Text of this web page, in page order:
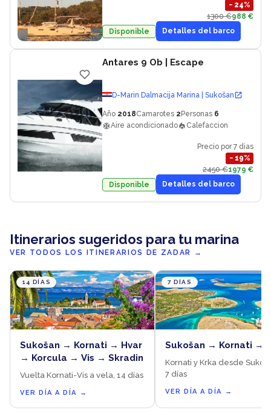
− 24%
1300 €988 €
Disponible
Detalles del barco
Antares 9 Ob | Escape
D-Marin Dalmacija Marina | Sukošan
Año 2018Camarotes 2 Personas 6
Aire acondicionado
Calefaccion
Precio por 7 dias
− 19%
2450 €1979 €
Disponible
Detalles del barco
Itinerarios sugeridos para tu marina
VER TODOS LOS ITINERARIOS DE ZADAR →
14 DÍAS
Sukošan → Kornati → Hvar
→ Korcula → Vis → Skradin
Vuelta Kornati-Vis a vela, 14 días
VER DÍA A DÍA →
7 DÍAS
Sukošan → Kornati →
Kornati y Krka desde
7 días
VER DÍA A DÍA →